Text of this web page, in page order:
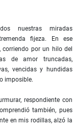
nuestras miradas
fijeza. En ese
por un hilo del
de amor truncadas,
vencidas y hundidas
imposible.
respondiente con
también, pues
en mis rodillas, alzó la